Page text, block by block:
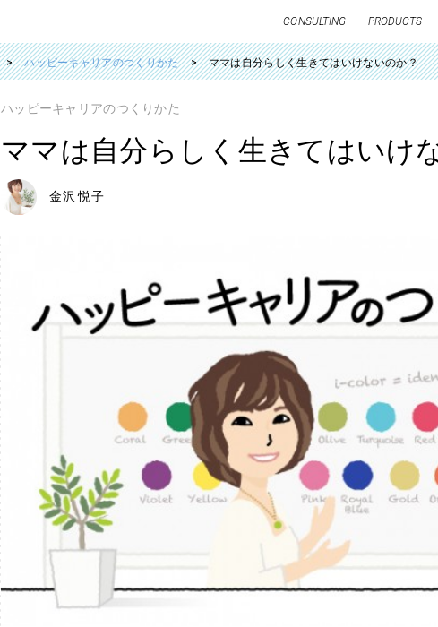
CONSULTING PRODUCTS
ハッピーキャリアのつくりかた ママは自分らしく生きてはいけないのか？
ハッピーキャリアのつくりかた
ママは自分らしく生きてはいけ
金沢 悦子